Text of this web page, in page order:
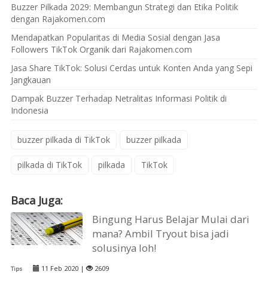
Buzzer Pilkada 2029: Membangun Strategi dan Etika Politik
dengan Rajakomen.com
Mendapatkan Popularitas di Media Sosial dengan Jasa
Followers TikTok Organik dari Rajakomen.com
Jasa Share TikTok: Solusi Cerdas untuk Konten Anda yang Sepi
Jangkauan
Dampak Buzzer Terhadap Netralitas Informasi Politik di
Indonesia
buzzer pilkada di TikTok buzzer pilkada
pilkada di TikTok pilkada TikTok
Baca Juga:
Bingung Harus Belajar Mulai dari
mana? Ambil Tryout bisa jadi
solusinya loh!
Tips 11 Feb 2020 | 2609